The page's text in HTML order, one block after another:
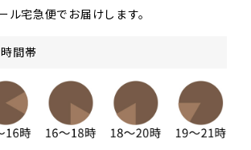
ル宅急便でお届けします。
間帯